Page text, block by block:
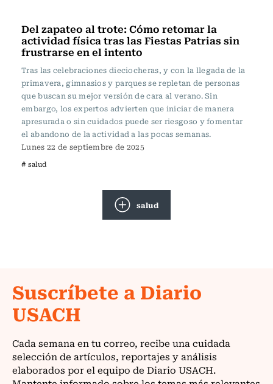
Del zapateo al trote: Cómo retomar la
actividad física tras las Fiestas Patrias sin
frustrarse en el intento
Tras las celebraciones dieciocheras, y con la llegada de la
primavera, gimnasios y parques se repletan de personas
que buscan su mejor versión de cara al verano. Sin
embargo, los expertos advierten que iniciar de manera
apresurada o sin cuidados puede ser riesgoso y fomentar
el abandono de la actividad a las pocas semanas.
Lunes 22 de septiembre de 2025
# salud
salud